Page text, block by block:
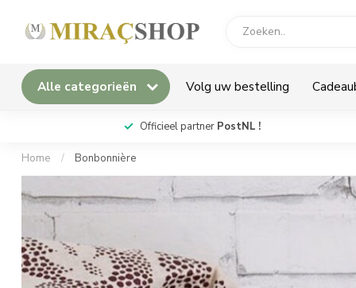
Alle categorieën Volg uw bestelling
Officieel partner PostNL !
Home / Bonbonnière